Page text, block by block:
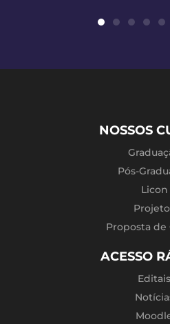
NOSSOS
Pós-
Licon
Proposta de
ACESSO
Editais